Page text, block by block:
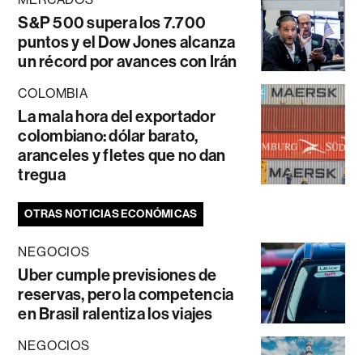
S&P 500 supera los 7.700
puntos y el Dow Jones alcanza
un récord por avances con Irán
COLOMBIA
La mala hora del exportador
colombiano: dólar barato,
aranceles y fletes que no dan
tregua
OTRAS NOTICIAS ECONÓMICAS
NEGOCIOS
Uber cumple previsiones de
reservas, pero la competencia
en Brasil ralentiza los viajes
NEGOCIOS